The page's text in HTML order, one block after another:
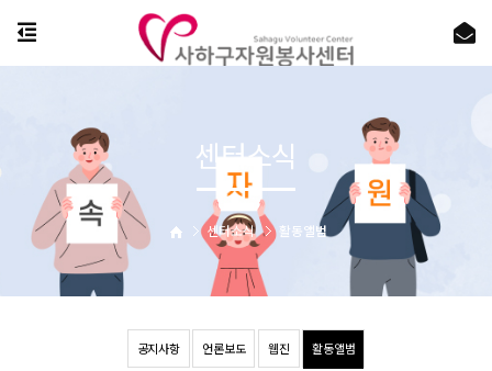
공지사항 언론보도 웹진 활동앨범
센터소식 활동앨범
센터소식